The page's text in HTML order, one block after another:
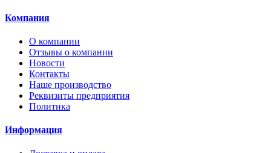
Компания
О компании
Отзывы о компании
Новости
Контакты
Наше производство
Реквизиты предприятия
Политика
Информация